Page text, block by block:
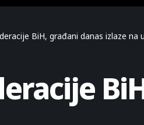
BiH, građani danas izlaze na